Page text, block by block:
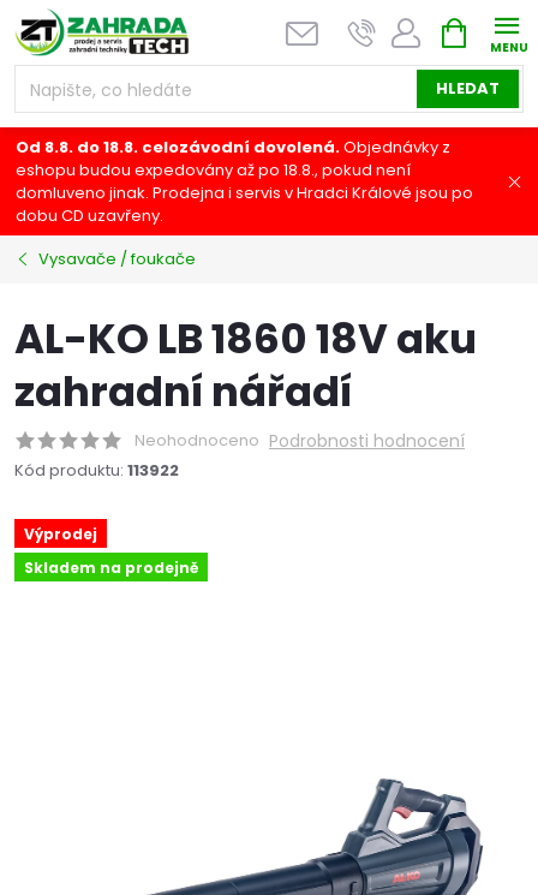
Přejít
na
obsah
HLEDAT
NÁKUPNÍ
KOŠÍK
Od 8.8. do 18.8. celozávodní dovolená.Objednávky z
eshopu budou expedovány až po 18.8., pokud není
domluveno jinak. Prodejna i servis v Hradci Králové jsou po
dobu CD uzavřeny.
Vysavače / foukače
AL-KO LB 1860 18V aku
zahradní nářadí
Neohodnoceno Podrobnosti hodnocení
Kód produktu: 113922
Výprodej
Skladem na prodejně